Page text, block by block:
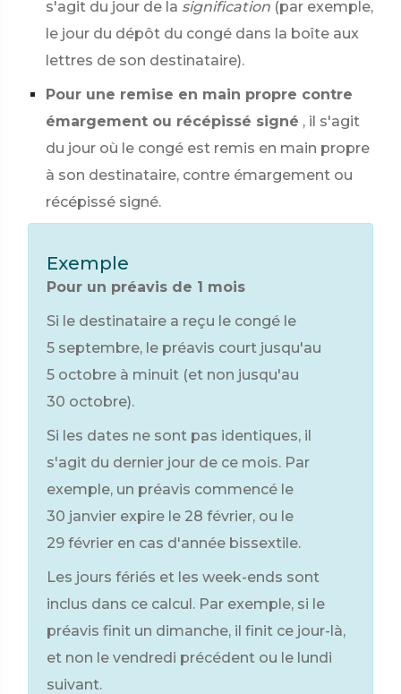
s'agit du jour de la signification (par exemple,
le jour du dépôt du congé dans la boîte aux
lettres de son destinataire).
Pour une remise en main propre contre
émargement ou récépissé signé , il s'agit
du jour où le congé est remis en main propre
à son destinataire, contre émargement ou
récépissé signé.
Exemple
Pour un préavis de 1 mois
Si le destinataire a reçu le congé le
5 septembre, le préavis court jusqu'au
5 octobre à minuit (et non jusqu'au
30 octobre).
Si les dates ne sont pas identiques, il
s'agit du dernier jour de ce mois. Par
exemple, un préavis commencé le
30 janvier expire le 28 février, ou le
29 février en cas d'année bissextile.
Les jours fériés et les week-ends sont
inclus dans ce calcul. Par exemple, si le
préavis finit un dimanche, il finit ce jour-là,
et non le vendredi précédent ou le lundi
suivant.